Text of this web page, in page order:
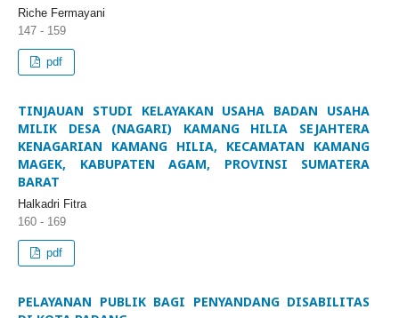
Riche Fermayani
147 - 159
pdf
TINJAUAN STUDI KELAYAKAN USAHA BADAN USAHA
MILIK DESA (NAGARI) KAMANG HILIA SEJAHTERA
KENAGARIAN KAMANG HILIA, KECAMATAN KAMANG
MAGEK, KABUPATEN AGAM, PROVINSI SUMATERA
BARAT
Halkadri Fitra
160 - 169
pdf
PELAYANAN PUBLIK BAGI PENYANDANG DISABILITAS